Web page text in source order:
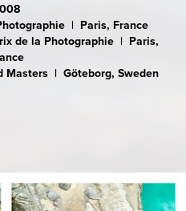
| Paris, France
de la Photographie | Paris,
Masters | Göteborg, Sweden